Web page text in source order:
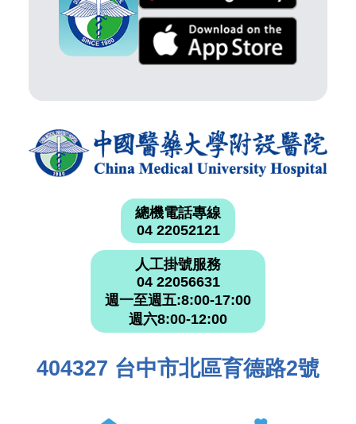
總機電話專線
04 22052121
人工掛號服務
04 22056631
週一至週五:8:00-17:00
週六8:00-12:00
404327 台中市北區育德路2號